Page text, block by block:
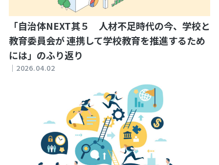
「自治体NEXT其５ 人材不足時代の今、学校と
教育委員会が 連携して学校教育を推進するため
には」のふり返り
｜ 2026.04.02